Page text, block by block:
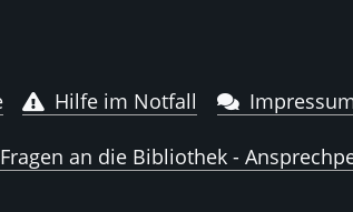
Hilfe im Notfall
Fragen an die Bibliothek -